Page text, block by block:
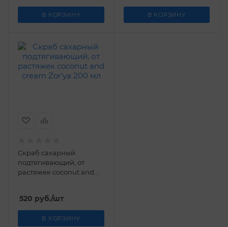
В КОРЗИНУ В КОРЗИНУ
Скраб сахарный
подтягивающий, от
растяжек coconut and
520 руб./шт
В КОРЗИНУ